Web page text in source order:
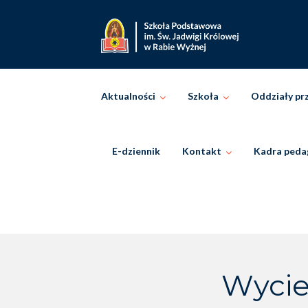
Aktualności Szkoła Oddziały
E-dziennik Kontakt Kadra